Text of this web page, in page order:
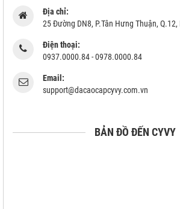
Địa chỉ:
25 Đường DN8, P.Tân Hưng Thuận, Q.12,
Điện thoại:
0937.0000.84 - 0978.0000.84
Email:
support@dacaocapcyvy.com.vn
BẢN ĐỒ ĐẾN CYVY